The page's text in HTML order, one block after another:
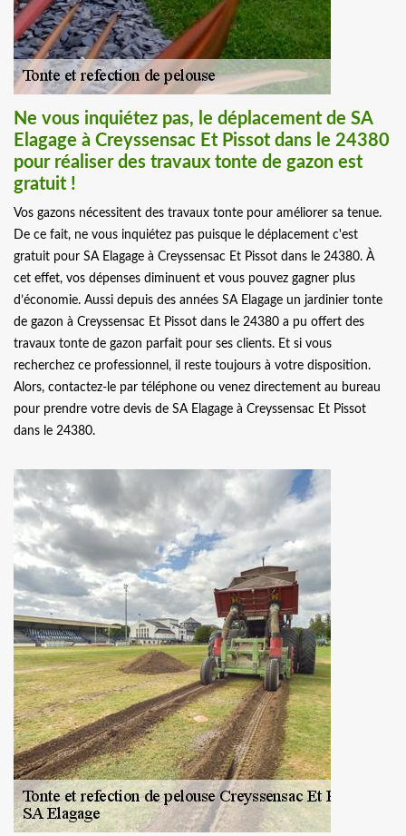
Ne vous inquiétez pas, le déplacement de SA
Elagage à Creyssensac Et Pissot dans le 24380
pour réaliser des travaux tonte de gazon est
gratuit !
Vos gazons nécessitent des travaux tonte pour améliorer sa tenue.
De ce fait, ne vous inquiétez pas puisque le déplacement c'est
gratuit pour SA Elagage à Creyssensac Et Pissot dans le 24380. À
cet effet, vos dépenses diminuent et vous pouvez gagner plus
d’économie. Aussi depuis des années SA Elagage un jardinier tonte
de gazon à Creyssensac Et Pissot dans le 24380 a pu offert des
travaux tonte de gazon parfait pour ses clients. Et si vous
recherchez ce professionnel, il reste toujours à votre disposition.
Alors, contactez-le par téléphone ou venez directement au bureau
pour prendre votre devis de SA Elagage à Creyssensac Et Pissot
dans le 24380.